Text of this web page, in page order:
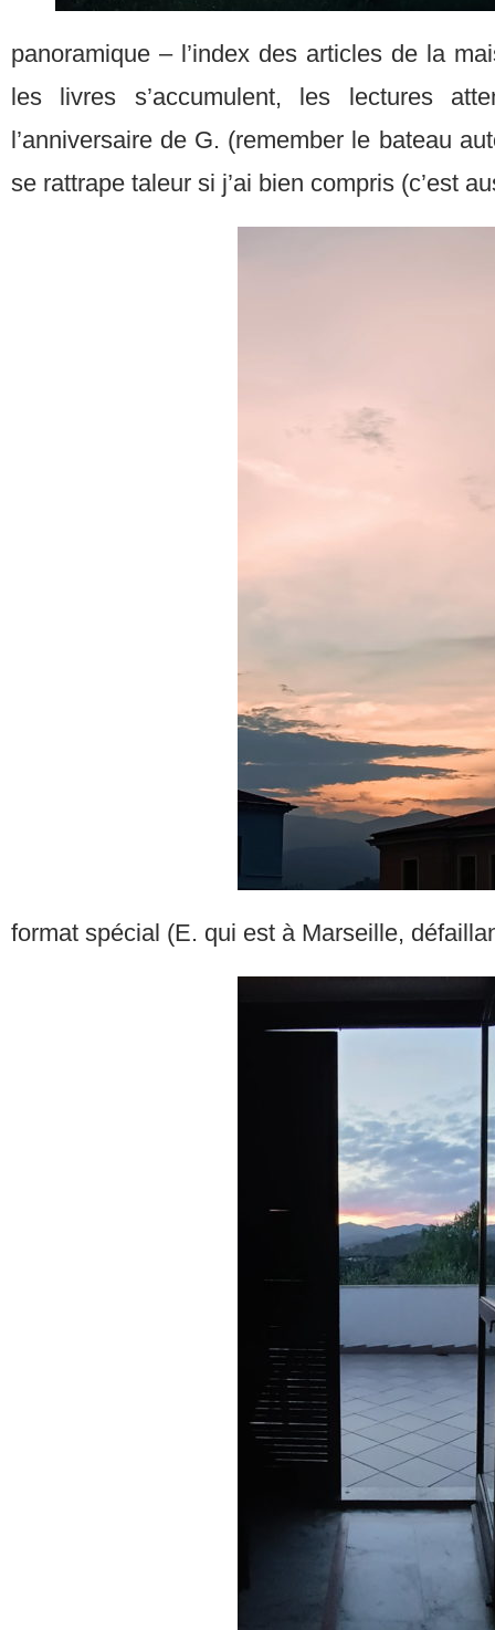
panoramique – l’index des articles de la
les livres s’accumulent, les lectures
l’anniversaire de G. (remember le bateau
se rattrape taleur si j’ai bien compris (c’est
format spécial (E. qui est à Marseille,